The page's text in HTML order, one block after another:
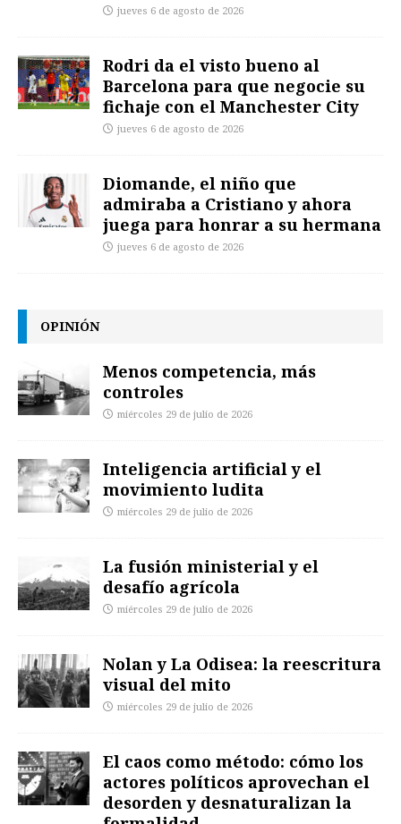
jueves 6 de agosto de 2026
Rodri da el visto bueno al
Barcelona para que negocie su
fichaje con el Manchester City
jueves 6 de agosto de 2026
Diomande, el niño que
admiraba a Cristiano y ahora
juega para honrar a su hermana
jueves 6 de agosto de 2026
OPINIÓN
Menos competencia, más
controles
miércoles 29 de julio de 2026
Inteligencia artificial y el
movimiento ludita
miércoles 29 de julio de 2026
La fusión ministerial y el
desafío agrícola
miércoles 29 de julio de 2026
Nolan y La Odisea: la reescritura
visual del mito
miércoles 29 de julio de 2026
El caos como método: cómo los
actores políticos aprovechan el
desorden y desnaturalizan la